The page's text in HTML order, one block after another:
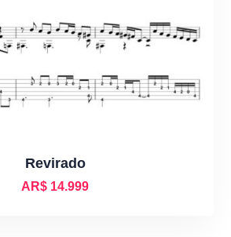
Revirado
AR$ 14.999